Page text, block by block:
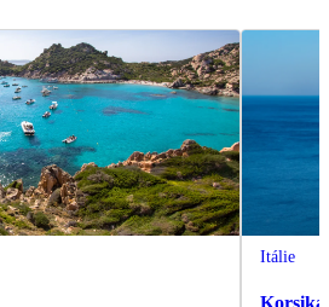
Itálie